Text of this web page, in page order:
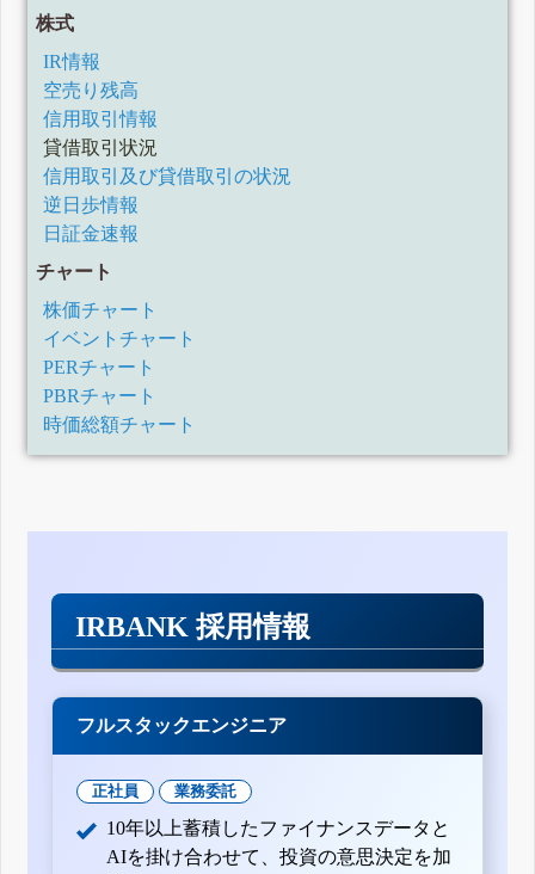
株式
IR情報
空売り残高
信用取引情報
貸借取引状況
信用取引及び貸借取引の状況
逆日歩情報
日証金速報
チャート
株価チャート
イベントチャート
PERチャート
PBRチャート
時価総額チャート
IRBANK 採用情報
フルスタックエンジニア
正社員 業務委託
10年以上蓄積したファイナンスデータと
AIを掛け合わせて、投資の意思決定を加